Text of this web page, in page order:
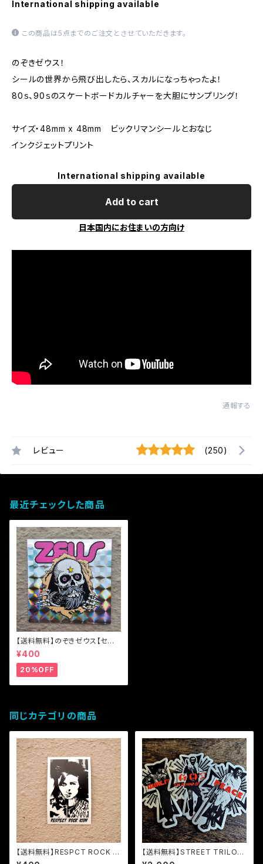
International shipping available
この商品は5点までのご注文とさせていただきます。
のぞきゼウス！
シールの世界から飛び出したら、スカルになっちゃったよ！
80ｓ、90ｓのスケートボードカルチャーを大胆にサンプリング！
サイズ・48mm x 48mm ビックリマンシールとおなじ
インクジェットプリント
International shipping available
Add to cart
日本国内にお住まいの方向け
通報する
レビュー (250)
最近チェックした商品
【送料無料】のぞきゼウス【セー
ル】
¥400
20%OFF
同じカテゴリの商品
【送料無料】RESPCT ROCK IC
ON ステッカー
【送料無料】STREET TRILOG
Y “PIECE OF MIND”【3枚組ス